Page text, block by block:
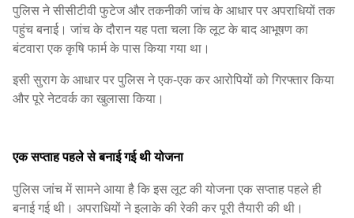
पुलिस ने सीसीटीवी फुटेज और तकनीकी जांच के आधार पर अपराधियों तक
पहुंच बनाई। जांच के दौरान यह पता चला कि लूट के बाद आभूषण का
बंटवारा एक कृषि फार्म के पास किया गया था।
इसी सुराग के आधार पर पुलिस ने एक-एक कर आरोपियों को गिरफ्तार किया
और पूरे नेटवर्क का खुलासा किया।
एक सप्ताह पहले से बनाई गई थी योजना
पुलिस जांच में सामने आया है कि इस लूट की योजना एक सप्ताह पहले ही
बनाई गई थी। अपराधियों ने इलाके की रेकी कर पूरी तैयारी की थी।